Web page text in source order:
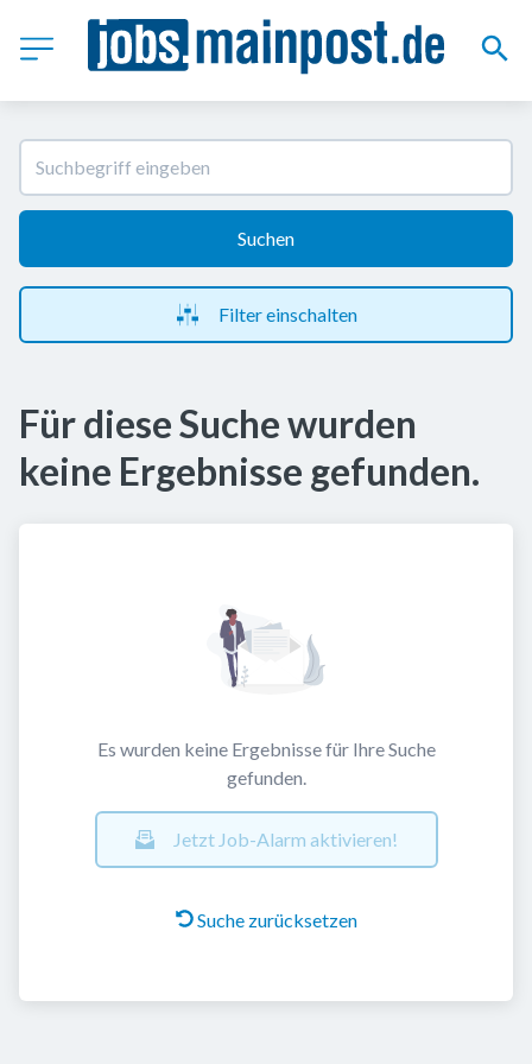
Suchen
Filter einschalten
Für diese Suche wurden
keine Ergebnisse gefunden.
Es wurden keine Ergebnisse für Ihre Suche
gefunden.
Jetzt Job-Alarm aktivieren!
Suche zurücksetzen